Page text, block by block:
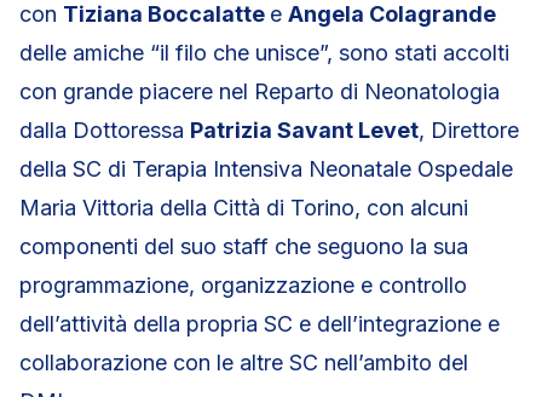
con Tiziana Boccalatte e Angela Colagrande
delle amiche “il filo che unisce”, sono stati accolti
con grande piacere nel Reparto di Neonatologia
dalla Dottoressa Patrizia Savant Levet, Direttore
della SC di Terapia Intensiva Neonatale Ospedale
Maria Vittoria della Città di Torino, con alcuni
componenti del suo staff che seguono la sua
programmazione, organizzazione e controllo
dell’attività della propria SC e dell’integrazione e
collaborazione con le altre SC nell’ambito del